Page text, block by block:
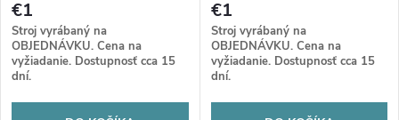
r
o
r
o
d
€1
Stroj vyrábaný na
OBJEDNÁVKU. Cena na
vyžiadanie. Dostupnosť cca 15
dní.
€1
Stroj vyrábaný na
OBJEDNÁVKU. Cena na
vyžiadanie. Dostupnosť cca 15
dní.